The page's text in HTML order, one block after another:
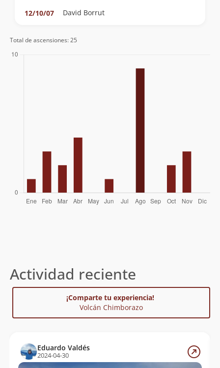
12/10/07
David Borrut
Marinetti
Total de ascensiones: 25
Actividad reciente
¡Comparte tu experiencia!
Volcán Chimborazo
Eduardo Valdés
2024-04-30